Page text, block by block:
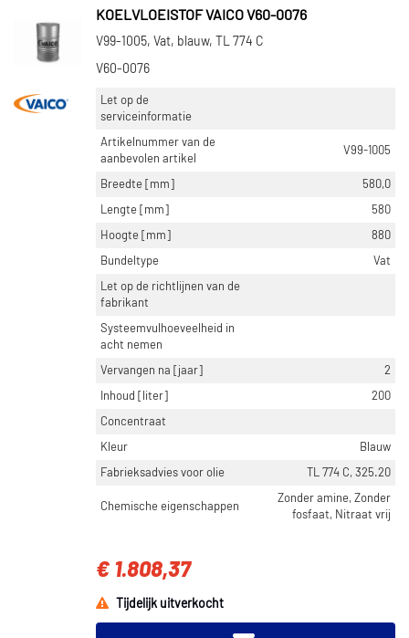
KOELVLOEISTOF VAICO V60-0076
V99-1005, Vat, blauw, TL 774 C
V60-0076
Let op de
serviceinformatie
Artikelnummer van de
aanbevolen artikel
V99-1005
Breedte [mm]
580,0
Lengte [mm]
580
Hoogte [mm]
880
Bundeltype
Vat
Let op de richtlijnen van de
fabrikant
Systeemvulhoeveelheid in
acht nemen
Vervangen na [jaar]
2
Inhoud [liter]
200
Concentraat
Kleur
Blauw
Fabrieksadvies voor olie
TL 774 C, 325.20
Chemische eigenschappen
Zonder amine, Zonder
fosfaat, Nitraat vrij
€ 1.808,37
Tijdelijk uitverkocht